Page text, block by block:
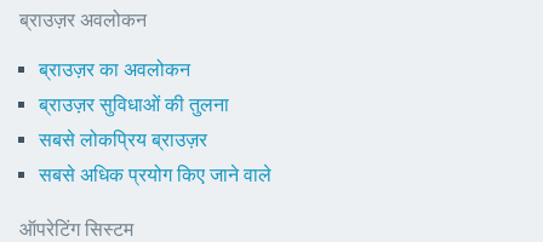
ब्राउज़र अवलोकन
ब्राउज़र का अवलोकन
ब्राउज़र सुविधाओं की तुलना
सबसे लोकप्रिय ब्राउज़र
सबसे अधिक प्रयोग किए जाने वाले
ऑपरेटिंग सिस्टम